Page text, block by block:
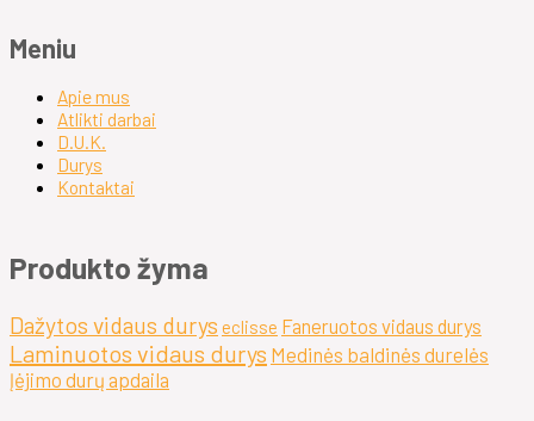
Meniu
Apie mus
Atlikti darbai
D.U.K.
Durys
Kontaktai
Produkto žyma
Dažytos vidaus durys eclisse Faneruotos vidaus durys
Laminuotos vidaus durys Medinės baldinės durelės
Įėjimo durų apdaila